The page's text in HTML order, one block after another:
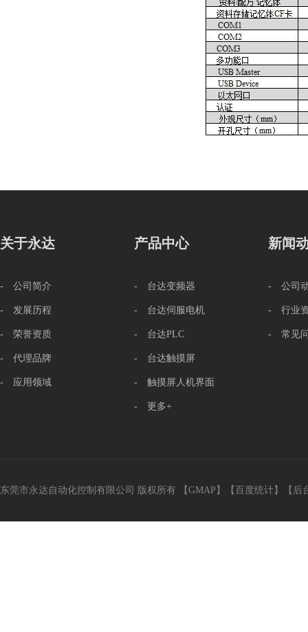
关于永达
- 公司简介
- 发展历程
- 荣誉资质
- 代理品牌
- 应用领域
产品中心
- 台达变频器
- 台达伺服电机
- 台达PLC
- 台达触摸屏
- 触摸屏人机界面
- 更多+
新闻
- 公司
- 行业
- 常见
东莞市永达自动化控制有限公司 版权所有 【 GMAP 】【 百度统计 】【 后